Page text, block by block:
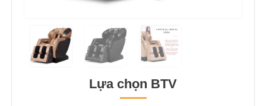
Lựa chọn BTV